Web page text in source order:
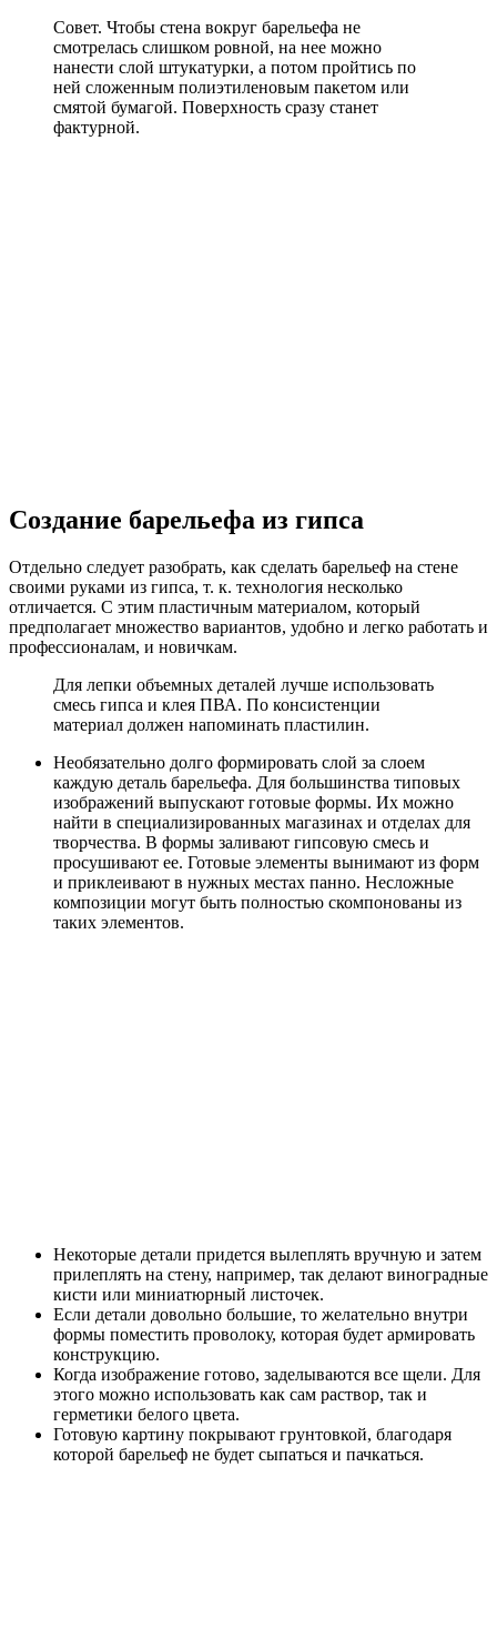
Совет. Чтобы стена вокруг барельефа не
смотрелась слишком ровной, на нее можно
нанести слой штукатурки, а потом пройтись по
ней сложенным полиэтиленовым пакетом или
смятой бумагой. Поверхность сразу станет
фактурной.
Создание барельефа из гипса
Отдельно следует разобрать, как сделать барельеф на стене
своими руками из гипса, т. к. технология несколько
отличается. С этим пластичным материалом, который
предполагает множество вариантов, удобно и легко работать и
профессионалам, и новичкам.
Для лепки объемных деталей лучше использовать
смесь гипса и клея ПВА. По консистенции
материал должен напоминать пластилин.
Необязательно долго формировать слой за слоем
каждую деталь барельефа. Для большинства типовых
изображений выпускают готовые формы. Их можно
найти в специализированных магазинах и отделах для
творчества. В формы заливают гипсовую смесь и
просушивают ее. Готовые элементы вынимают из форм
и приклеивают в нужных местах панно. Несложные
композиции могут быть полностью скомпонованы из
таких элементов.
Некоторые детали придется вылеплять вручную и затем
прилеплять на стену, например, так делают виноградные
кисти или миниатюрный листочек.
Если детали довольно большие, то желательно внутри
формы поместить проволоку, которая будет армировать
конструкцию.
Когда изображение готово, заделываются все щели. Для
этого можно использовать как сам раствор, так и
герметики белого цвета.
Готовую картину покрывают грунтовкой, благодаря
которой барельеф не будет сыпаться и пачкаться.